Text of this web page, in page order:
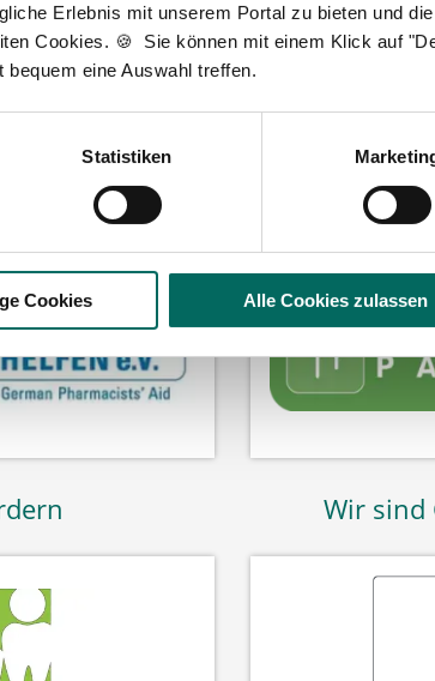
Erlebnis mit unserem Portal zu bieten und
Cookies. 🍪 Sie können mit einem Klick auf
eine Auswahl treffen.
Statistiken
Cookies Alle Cookies zulassen
Johanneswerkstr. 4
33611 Bielefeld
Wir sind